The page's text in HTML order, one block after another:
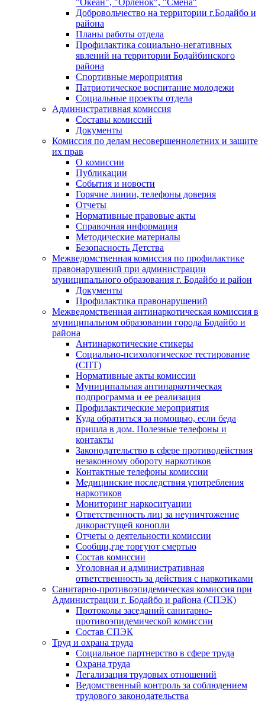
"Океан", "Орленок", "Смена"
Добровольчество на территории г.Бодайбо и
района
Планы работы отдела
Профилактика социально-негативных
явлений на территории Бодайбинского
района
Спортивные мероприятия
Патриотическое воспитание молодежи
Социальные проекты отдела
Административная комиссия
Составы комиссий
Документы
Комиссия по делам несовершеннолетних и защите
их прав
О комиссии
Публикации
События и новости
Горячие линии, телефоны доверия
Отчеты
Нормативные правовые акты
Справочная информация
Методические материалы
Безопасность Детства
Межведомственная комиссия по профилактике
правонарушений при администрации
муниципального образования г. Бодайбо и район
Документы
Профилактика правонарушений
Межведомственная антинаркотическая комиссия в
муниципальном образовании города Бодайбо и
района
Антинаркотические стикеры
Социально-психологическое тестирование
(СПТ)
Нормативные акты комиссии
Муниципальная антинаркотическая
подпрограмма и ее реализация
Профилактические мероприятия
Куда обратиться за помощью, если беда
пришла в дом. Полезные телефоны и
контакты
Законодательство в сфере противодействия
незаконному обороту наркотиков
Контактные телефоны комиссии
Медицинские последствия употребления
наркотиков
Мониторинг наркоситуации
Ответственность лиц за неуничтожение
дикорастущей конопли
Отчеты о деятельности комиссии
Сообщи,где торгуют смертью
Состав комиссии
Уголовная и административная
ответственность за действия с наркотиками
Санитарно-противоэпидемическая комиссия при
Администрации г. Бодайбо и района (СПЭК)
Протоколы заседаний санитарно-
противоэпидемической комиссии
Состав СПЭК
Труд и охрана труда
Социальное партнерство в сфере труда
Охрана труда
Легализация трудовых отношений
Ведомственный контроль за соблюдением
трудового законодательства